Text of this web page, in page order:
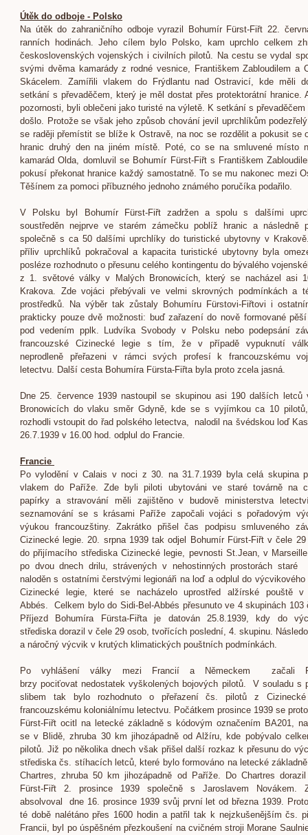
Útěk do odboje - Polsko
Na útěk do zahraničního odboje vyrazil Bohumír Fürst-Fiřt 22.
ranních hodinách. Jeho cílem bylo Polsko, kam uprchlo celkem
československých vojenských i civilních pilotů. Na cestu se vydal
svými dvěma kamarády z rodné vesnice, Františkem Zabloudilem a
Skácelem. Zamířili vlakem do Frýdlantu nad Ostravicí, kde měli
setkání s převaděčem, který je měl dostat přes protektorátní hranice.
pozornosti, byli oblečeni jako turisté na výletě. K setkání s převaděčem
došlo. Protože se však jeho způsob chování jevil uprchlíkům
se raději přemístit se blíže k Ostravě, na noc se rozdělit a pokusit se
hranic druhý den na jiném místě. Poté, co se na smluvené místo
kamarád Olda, domluvil se Bohumír Fürst-Fiřt s Františkem
pokusí překonat hranice každý samostatně. To se mu nakonec mezi
Těšínem za pomoci příbuzného jednoho známého poručíka podařilo.
V Polsku byl Bohumír Fürst-Fiřt zadržen a spolu s dalšími
soustředěn nejprve ve starém zámečku poblíž hranic a následně
společně s ca 50 dalšími uprchlíky do turistické ubytovny v
příliv uprchlíků pokračoval a kapacita turistické ubytovny byla
posléze rozhodnuto o přesunu celého kontingentu do bývalého
z 1. světové války v Malých Bronowicích, který se nacházel asi
Krakova. Zde vojáci přebývali ve velmi skrovných podmínkách a
prostředků. Na výběr tak zůstaly Bohumíru Fürstovi-Fiřtovi i
prakticky pouze dvě možnosti: buď zařazení do nově formované
pod vedením pplk. Ludvíka Svobody v Polsku nebo podepsání
francouzské Cizinecké legie s tím, že v případě vypuknutí
neprodleně přeřazeni v rámci svých profesí k francouzskému
letectvu. Další cesta Bohumíra Fürsta-Fiřta byla proto zcela jasná.
Dne 25. července 1939 nastoupil se skupinou asi 190 dalších letců
Bronowicích do vlaku směr Gdyně, kde se s vyjímkou ca 10
rozhodli vstoupit do řad polského letectva, nalodil na švédskou loď
26.7.1939 v 16.00 hod. odplul do Francie.
Francie
Po vylodění v Calais v noci z 30. na 31.7.1939 byla celá skupina
vlakem do Paříže. Zde byli piloti ubytováni ve staré továrně na
papírky a stravování měli zajištěno v budově ministerstva
seznamování se s krásami Paříže započali vojáci s pořadovým
výukou francouzštiny. Zakrátko přišel čas podpisu smluveného
Cizinecké legie. 20. srpna 1939 tak odjel Bohumír Fürst-Fiřt v čele
do přijímacího střediska Cizinecké legie, pevnosti St.Jean, v
po dvou dnech drilu, strávených v nehostinných prostorách staré
naloděn s ostatními čerstvými legionáři na loď a odplul do výcvikového
Cizinecké legie, které se nacházelo uprostřed alžírské pouště v
Abbés. Celkem bylo do Sidi-Bel-Abbés přesunuto ve 4 skupinách 103
Příjezd Bohumíra Fürsta-Fiřta je datován 25.8.1939, kdy do
střediska dorazil v čele 29 osob, tvořících poslední, 4. skupinu.
a náročný výcvik v krutých klimatických pouštních podmínkách.
Po vyhlášení války mezi Francií a Německem začali
brzy pociťovat nedostatek vyškolených bojových pilotů. V souladu s
slibem tak bylo rozhodnuto o přeřazení čs. pilotů z
francouzskému koloniálnímu letectvu. Počátkem prosince 1939 se
Fürst-Fiřt ocitl na letecké základně s kódovým označením BA201,
se v Blidě, zhruba 30 km jihozápadně od Alžíru, kde pobývalo
pilotů. Již po několika dnech však přišel další rozkaz k přesunu do
střediska čs. stíhacích letců, které bylo formováno na letecké
Chartres, zhruba 50 km jihozápadně od Paříže. Do Chartres
Fürst-Fiřt 2. prosince 1939 společně s Jaroslavem Novákem.
absolvoval dne 16. prosince 1939 svůj první let od března 1939.
té době nalétáno přes 1600 hodin a patřil tak k nejzkušenějším čs.
Francii, byl po úspěšném přezkoušení na cvičném stroji Morane